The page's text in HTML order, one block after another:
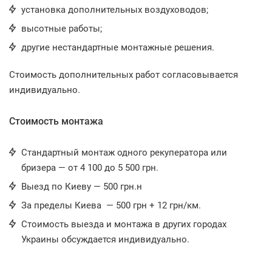
установка дополнительных воздуховодов;
высотные работы;
другие нестандартные монтажные решения.
Стоимость дополнительных работ согласовывается
индивидуально.
Стоимость монтажа
Стандартный монтаж одного рекуператора или
бризера — от 4 100 до 5 500 грн.
Выезд по Киеву — 500 грн.н
За пределы Киева — 500 грн + 12 грн/км.
Стоимость выезда и монтажа в других городах
Украины обсуждается индивидуально.